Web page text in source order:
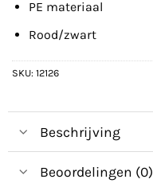
PE materiaal
Rood/zwart
SKU: 12126
Beschrijving
Beoordelingen (0)